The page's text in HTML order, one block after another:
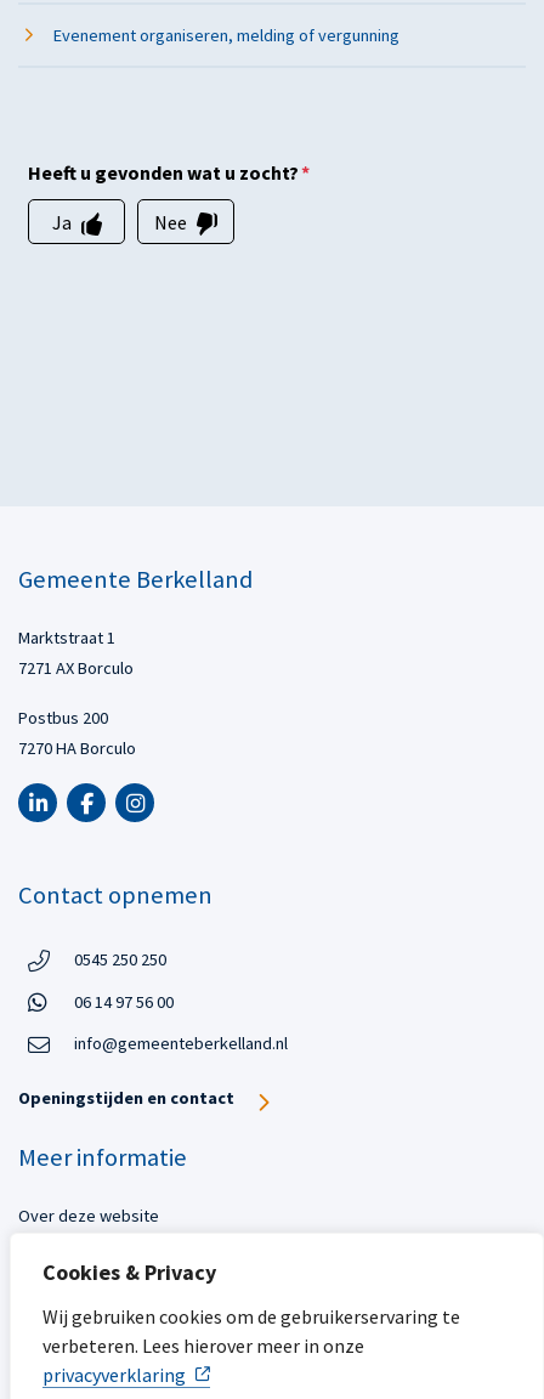
Cookies & Privacy
Wij gebruiken cookies om de gebruikerservaring te
verbeteren. Lees hierover meer in onze
privacyverklaring
Evenement organiseren, melding of vergunning
Heeft u gevonden wat u zocht?*
Ja
Nee
Gemeente Berkelland
Marktstraat 1
7271 AX Borculo
Postbus 200
7270 HA Borculo
LinkedIn van Gemeente Berkelland, opent in nieuw tabblad
Facebook van Gemeente Berkelland, opent in nieuw
Contact opnemen
Telefoon
Telefoon:
0545 250 250
Open in WhatsApp:
Open in WhatsApp:
06 14 97 56 00
info@gemeenteberkelland.nl
Openingstijden en contact
Meer informatie
Over deze website
Privacy
Sitemap
Mijn gemeente